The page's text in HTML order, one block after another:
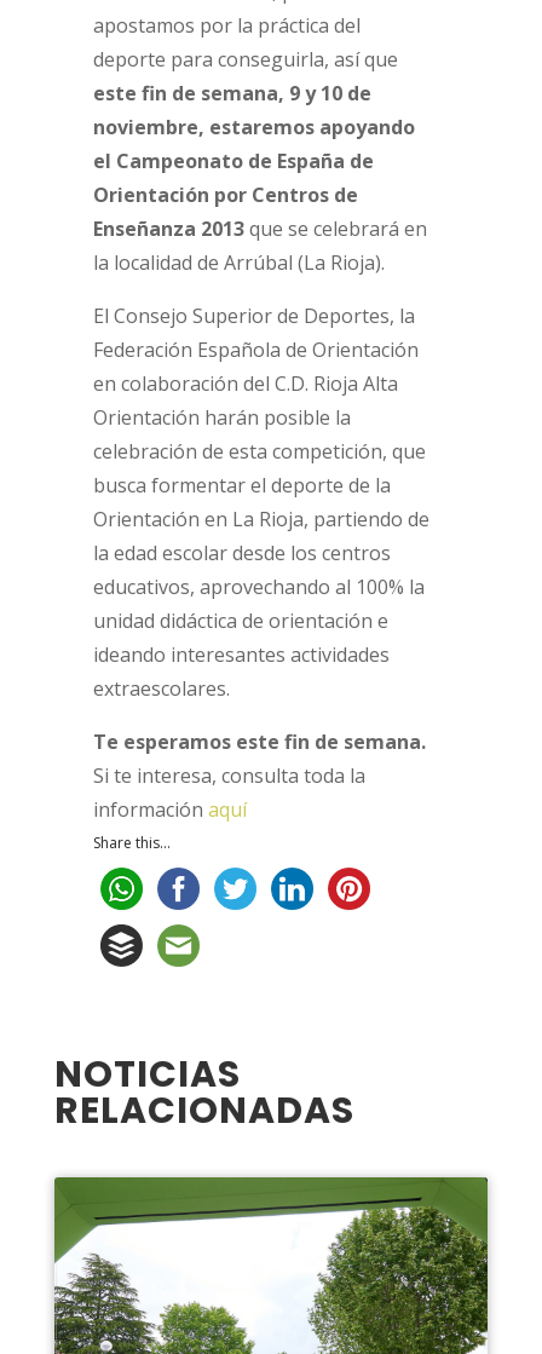
apostamos por la práctica del
deporte para conseguirla, así que
este fin de semana, 9 y 10 de
noviembre, estaremos apoyando
el Campeonato de España de
Orientación por Centros de
Enseñanza 2013que se celebrará en
la localidad de Arrúbal (La Rioja).
El Consejo Superior de Deportes, la
Federación Española de Orientación
en colaboración del C.D. Rioja Alta
Orientación harán posible la
celebración de esta competición, que
busca formentar el deporte de la
Orientación en La Rioja, partiendo de
la edad escolar desde los centros
educativos, aprovechando al 100% la
unidad didáctica de orientación e
ideando interesantes actividades
extraescolares.
Te esperamos este fin de semana.
Si te interesa, consulta toda la
informaciónaquí
Share this...
NOTICIAS
RELACIONADAS